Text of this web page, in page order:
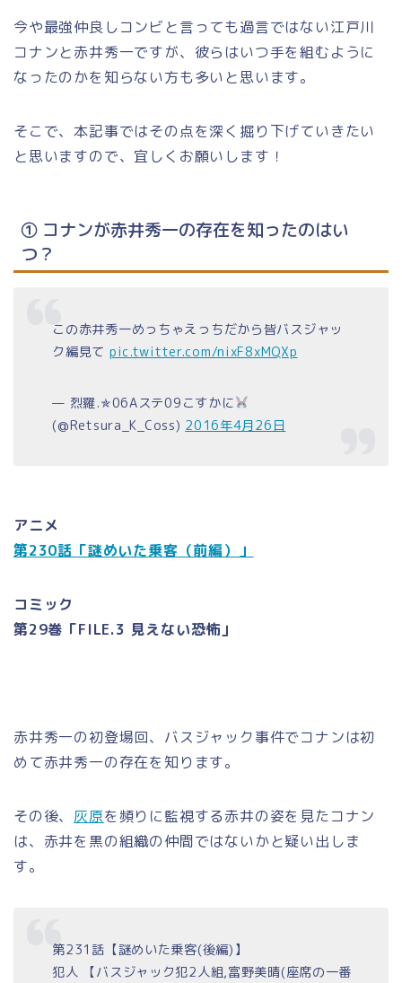
今や最強仲良しコンビと言っても過言ではない江戸川
コナンと赤井秀一ですが、彼らはいつ手を組むように
なったのかを知らない方も多いと思います。
そこで、本記事ではその点を深く掘り下げていきたい
と思いますので、宜しくお願いします！
① コナンが赤井秀一の存在を知ったのはい
つ？
この赤井秀一めっちゃえっちだから皆バスジャッ
ク編見て pic.twitter.com/nixF8xMQXp
— 烈羅.✯06Aステ09こすかに
(@Retsura_K_Coss) 2016年4月26日
アニメ
第230話「謎めいた乗客（前編）」
コミック
第29巻「FILE.3 見えない恐怖」
赤井秀一の初登場回、バスジャック事件でコナンは初
めて赤井秀一の存在を知ります。
その後、 灰原を頻りに監視する赤井の姿を見たコナン
は、赤井を黒の組織の仲間ではないかと疑い出しま
す。
第231話【謎めいた乗客(後編)】
犯人 【バスジャック犯2人組,富野美晴(座席の一番